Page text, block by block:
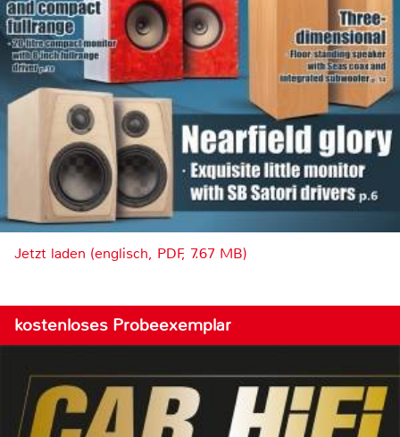
Jetzt laden (englisch, PDF, 7.67 MB)
kostenloses Probeexemplar